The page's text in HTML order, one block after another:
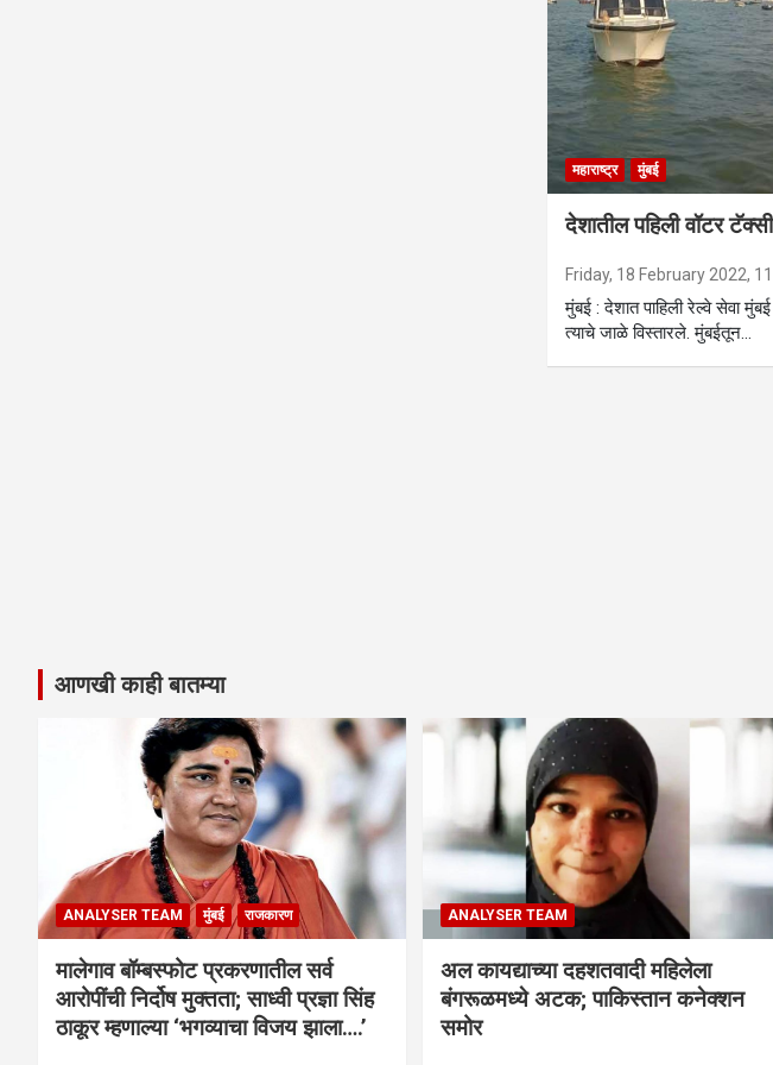
महाराष्ट्र मुंबई
देशातील पहिली वॉटर
Friday, 18 February 2022,
मुंबई : देशात पाहिली रेल्वे सेवा
त्याचे जाळे विस्तारले. मुंबईतून…
आणखी काही बातम्या
ANALYSER TEAM मुंबई राजकारण
मालेगाव बॉम्बस्फोट प्रकरणातील सर्व
आरोपींची निर्दोष मुक्तता; साध्वी प्रज्ञा सिंह
ठाकूर म्हणाल्या ‘भगव्याचा विजय झाला….’
ANALYSER TEAM
अल कायद्याच्या दहशतवादी महिलेला
बंगरूळमध्ये अटक; पाकिस्तान कनेक्शन
समोर